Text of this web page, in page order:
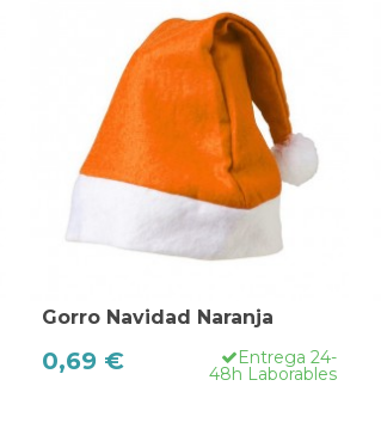
Gorro Navidad Naranja
0,69 € Entrega 24-
48h Laborables